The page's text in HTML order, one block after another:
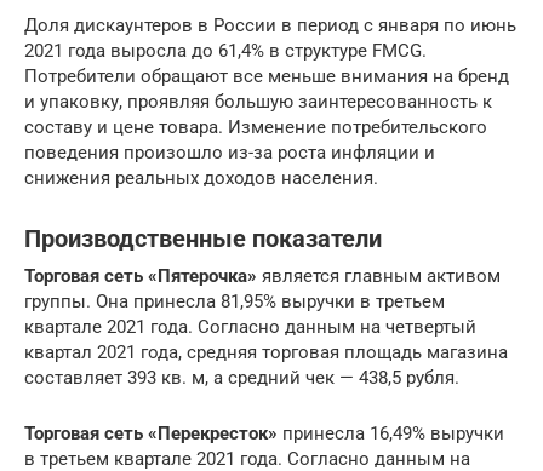
Доля дискаунтеров в России в период с января по июнь
2021 года выросла до 61,4% в структуре FMCG.
Потребители обращают все меньше внимания на бренд
и упаковку, проявляя большую заинтересованность к
составу и цене товара. Изменение потребительского
поведения произошло из-за роста инфляции и
снижения реальных доходов населения.
Производственные показатели
Торговая сеть «Пятерочка» является главным активом
группы. Она принесла 81,95% выручки в третьем
квартале 2021 года. Согласно данным на четвертый
квартал 2021 года, средняя торговая площадь магазина
составляет 393 кв. м, а средний чек — 438,5 рубля.
Торговая сеть «Перекресток» принесла 16,49% выручки
в третьем квартале 2021 года. Согласно данным на